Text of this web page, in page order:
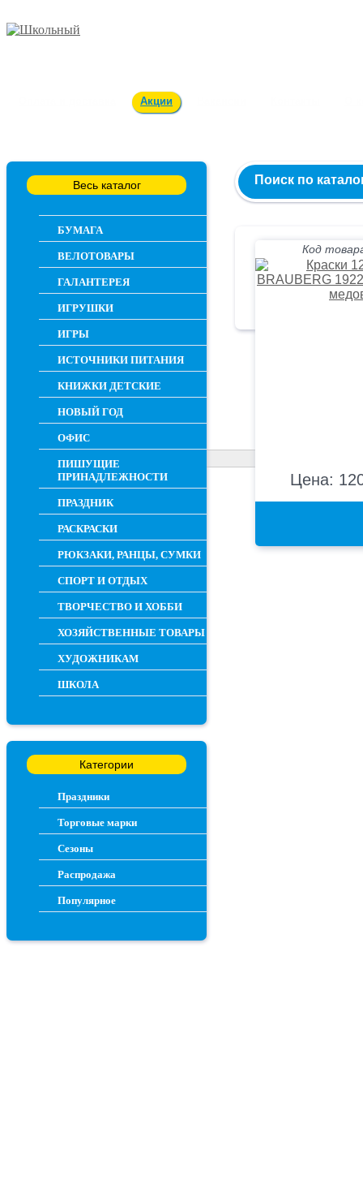
Акции
Весь каталог
БУМАГА
ВЕЛОТОВАРЫ
ГАЛАНТЕРЕЯ
ИГРУШКИ
ИГРЫ
ИСТОЧНИКИ ПИТАНИЯ
КНИЖКИ ДЕТСКИЕ
НОВЫЙ ГОД
ОФИС
ПИШУЩИЕ
ПРИНАДЛЕЖНОСТИ
ПРАЗДНИК
РАСКРАСКИ
РЮКЗАКИ, РАНЦЫ, СУМКИ
СПОРТ И ОТДЫХ
ТВОРЧЕСТВО И ХОББИ
ХОЗЯЙСТВЕННЫЕ ТОВАРЫ
ХУДОЖНИКАМ
ШКОЛА
Категории
Праздники
Торговые марки
Сезоны
Распродажа
Популярное
Поиск по
Код
Цена: